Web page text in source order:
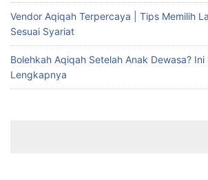
Vendor Aqiqah Terpercaya | Tips Memilih
Sesuai Syariat
Bolehkah Aqiqah Setelah Anak Dewasa? Ini
Lengkapnya